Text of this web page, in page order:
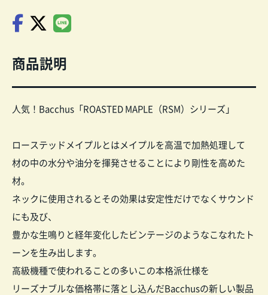
商品説明
人気！Bacchus「ROASTED MAPLE（RSM）シリーズ」
ローステッドメイプルとはメイプルを高温で加熱処理して
材の中の水分や油分を揮発させることにより剛性を高めた
材。
ネックに使用されるとその効果は安定性だけでなくサウンド
にも及び、
豊かな生鳴りと経年変化したビンテージのようなこなれたト
ーンを生み出します。
高級機種で使われることの多いこの本格派仕様を
リーズナブルな価格帯に落とし込んだBacchusの新しい製品